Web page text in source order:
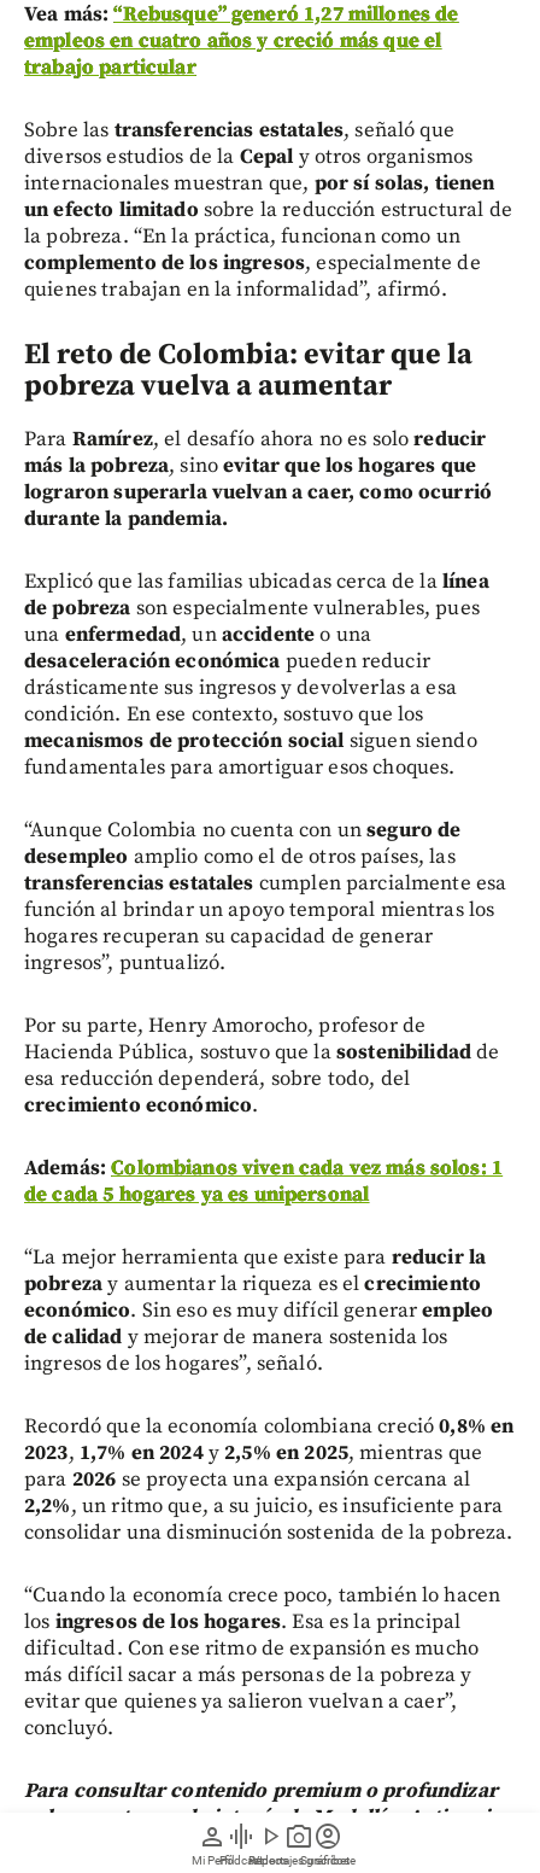
person
Mi Perfil
graphic_eq
Pódcast
play_arrow
Videos
photo_camera
Reportajes gráficos
account_circle
Suscríbete
Vea más:“Rebusque” generó 1,27 millones de
empleos en cuatro años y creció más que el
trabajo particular
Sobre las transferencias estatales, señaló que
diversos estudios de la Cepal y otros organismos
internacionales muestran que, por sí solas, tienen
un efecto limitado sobre la reducción estructural de
la pobreza. “En la práctica, funcionan como un
complemento de los ingresos, especialmente de
quienes trabajan en la informalidad”, afirmó.
El reto de Colombia: evitar que la
pobreza vuelva a aumentar
Para Ramírez, el desafío ahora no es soloreducir
más la pobreza, sinoevitar que los hogares que
lograron superarla vuelvan a caer, como ocurrió
durante la pandemia.
Explicó que las familias ubicadas cerca de lalínea
de pobreza son especialmente vulnerables, pues
una enfermedad, unaccidenteo una
desaceleración económica pueden reducir
drásticamente sus ingresos y devolverlas a esa
condición. En ese contexto, sostuvo que los
mecanismos de protección social siguen siendo
fundamentales para amortiguar esos choques.
“Aunque Colombia no cuenta con unseguro de
desempleo amplio como el de otros países, las
transferencias estatales cumplen parcialmente esa
función al brindar un apoyo temporal mientras los
hogares recuperan su capacidad de generar
ingresos”, puntualizó.
Por su parte, Henry Amorocho, profesor de
Hacienda Pública, sostuvo que lasostenibilidadde
esa reducción dependerá, sobre todo, del
crecimiento económico.
Además:Colombianos viven cada vez más solos: 1
de cada 5 hogares ya es unipersonal
“La mejor herramienta que existe para reducir la
pobrezay aumentar la riqueza es elcrecimiento
económico. Sin eso es muy difícil generarempleo
de calidad y mejorar de manera sostenida los
ingresos de los hogares”, señaló.
Recordó que la economía colombiana creció0,8% en
2023, 1,7% en 2024y2,5% en 2025, mientras que
para 2026 se proyecta una expansión cercana al
2,2%, un ritmo que, a su juicio, es insuficiente para
consolidar una disminución sostenida de la pobreza.
“Cuando la economía crece poco, también lo hacen
los ingresos de los hogares. Esa es la principal
dificultad. Con ese ritmo de expansión es mucho
más difícil sacar a más personas de la pobreza y
evitar que quienes ya salieron vuelvan a caer”,
concluyó.
Para consultar contenido premium o profundizar
sobre sus temas de interés de Medellín, Antioquia,
Colombia y el Mundo,regístrese aquí.